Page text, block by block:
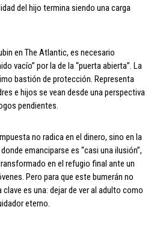
del hijo termina siendo una carga
en The Atlantic, es necesario
vacío” por la de la “puerta abierta”. La
bastión de protección. Representa
e hijos se vean desde una perspectiva
pendientes.
no radica en el dinero, sino en la
emanciparse es “casi una ilusión”,
en el refugio final ante un
Pero para que este bumerán no
es una: dejar de ver al adulto como
eterno.